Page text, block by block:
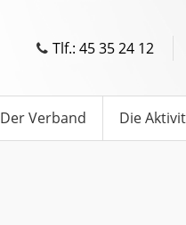
Tlf.: 45 35 24 12
Der Verband Die